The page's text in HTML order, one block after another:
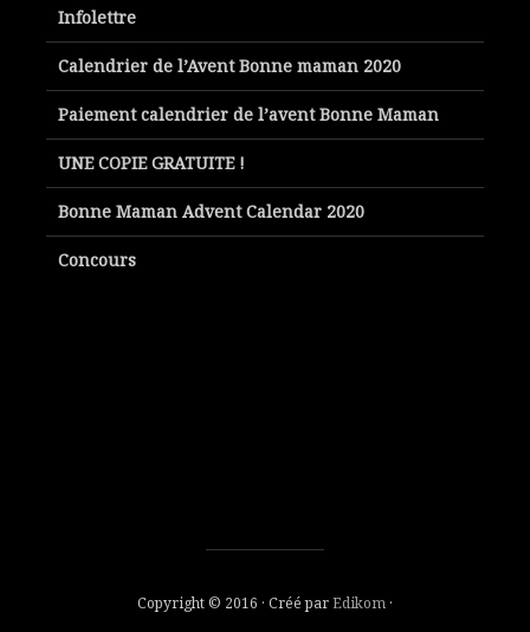
Infolettre
Calendrier de l’Avent Bonne maman 2020
Paiement calendrier de l’avent Bonne Maman
UNE COPIE GRATUITE !
Bonne Maman Advent Calendar 2020
Concours
Copyright © 2016 · Créé parEdikom ·